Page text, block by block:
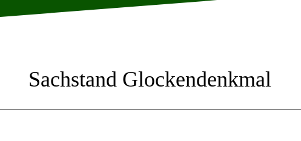
Sachstand Glockendenkmal